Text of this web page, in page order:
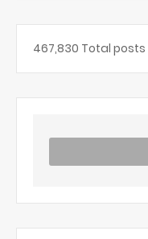
467,830 Total posts